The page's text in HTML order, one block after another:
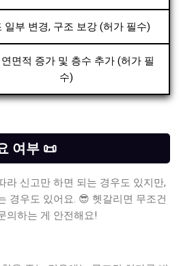
일부 변경, 구조 보강 (허가 필수)
면적 증가 및 층수 추가 (허가 필
수)
여부 📜
라 신고만 하면 되는 경우도 있지만,
경우도 있어요. 😎 헷갈리면 무조건
의하는 게 안전해요!